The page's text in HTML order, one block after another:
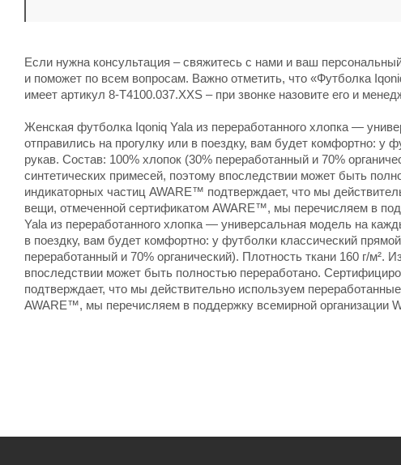
Если нужна консультация – свяжитесь с нами и ваш
и поможет по всем вопросам. Важно отметить, что «Футболка
имеет артикул 8-T4100.037.XXS – при звонке назовите его и
Женская футболка Iqoniq Yala из переработанного хлопка —
отправились на прогулку или в поездку, вам будет комфортно: у
рукав. Состав: 100% хлопок (30% переработанный и 70%
синтетических примесей, поэтому впоследствии может быть
индикаторных частиц AWARE™ подтверждает, что мы
вещи, отмеченной сертификатом AWARE™, мы перечисляем в
Yala из переработанного хлопка — универсальная модель на
в поездку, вам будет комфортно: у футболки классический
переработанный и 70% органический). Плотность ткани 160 г/м².
впоследствии может быть полностью переработано.
подтверждает, что мы действительно используем
AWARE™, мы перечисляем в поддержку всемирной организации